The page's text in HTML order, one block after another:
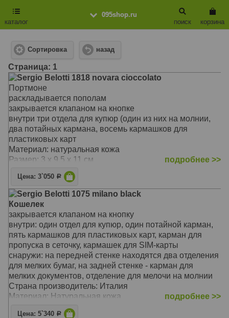
095shop.ru
каталог
корзина
поиск
Сортировка назад
Cтраница: 1
Sergio Belotti 1818 novara cioccolato
Портмоне
раскладывается пополам
закрывается клапаном на кнопке
внутри три отдела для купюр (один из них на молнии,
два потайных кармана, восемь кармашков для
пластиковых карт
Материал: натуральная кожа
Размер: 3 x 9.5 x 11 см
подробнее >>
Цена: 3`050 Р
Sergio Belotti 1075 milano black
Кошелек
закрывается клапаном на кнопку
внутри: один отдел для купюр, один потайной карман,
пять кармашков для пластиковых карт, карман для
пропуска в сеточку, кармашек для SIM-карты
снаружи: на передней стенке находятся два отделения
для мелких бумаг, на задней стенке - карман для
мелких документов, отделение для мелочи на молнии
Страна производитель: Италия
Материал: Натуральная кожа
Размер: 17.5 x 9 x 1.5 см
подробнее >>
Цена: 5`340 Р